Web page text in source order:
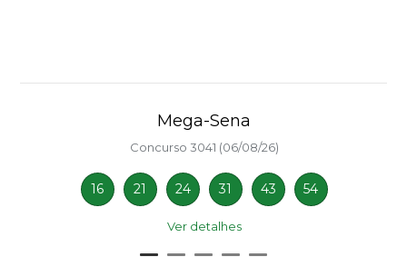
Mega-Sena
Concurso 3041 (06/08/26)
16 21 24 31 43 54
Ver detalhes